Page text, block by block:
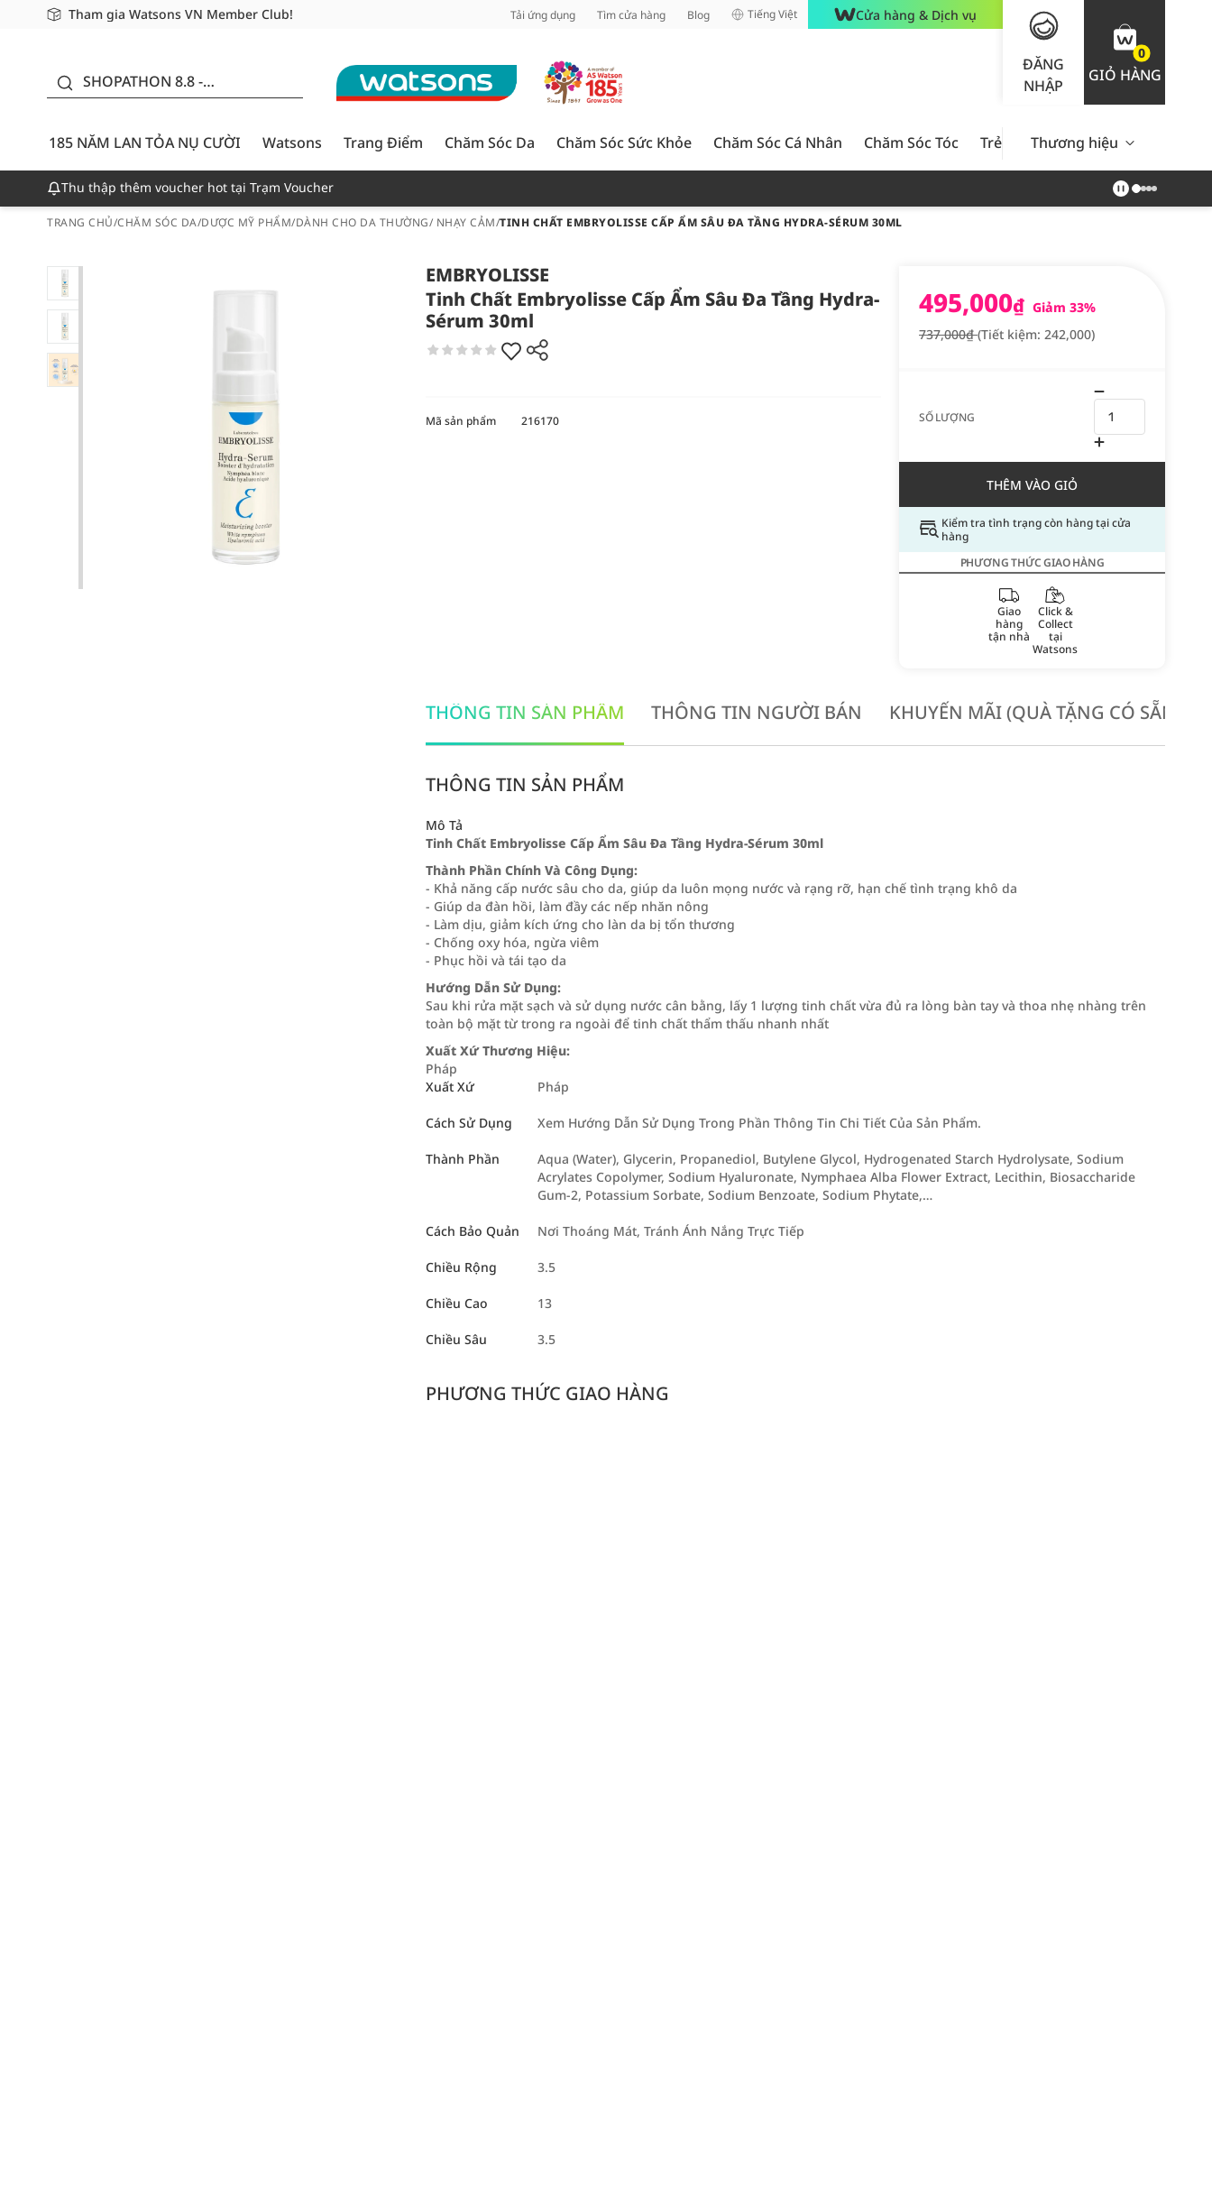
Tham gia Watsons VN Member Club!
Miễn phí giao hàng cho đơn hàng từ 249,000Đ
Giao hàng nhanh 24h - Áp dụng khu vực TP. Hồ Chí Minh Tải ứng dụng Tìm cửa hàng Blog Tiếng Việt Cửa hàng & Dịch vụ
ĐĂNG
NHẬP
0
GIỎ HÀNG
SHOPATHON 8.8 -
CƯỜI - GIẢM ĐẾN
50%
185 NĂM LAN TỎA NỤ CƯỜI
Watsons Trang Điểm Chăm Sóc Da Chăm Sóc Sức Khỏe Chăm Sóc Cá Nhân Chăm Sóc Tóc Trẻ Em Nam Giới Chăm Sóc
Thương hiệu
Thu thập thêm voucher hot tại Trạm Voucher
TRANG CHỦ/CHĂM SÓC DA/DƯỢC MỸ PHẨM/DÀNH CHO DA THƯỜNG/ NHẠY CẢM/TINH CHẤT EMBRYOLISSE CẤP ẨM SÂU ĐA TẦNG HYDRA-SÉRUM 30ML
EMBRYOLISSE
Tinh Chất Embryolisse Cấp Ẩm Sâu Đa Tầng Hydra-
Sérum 30ml
495,000₫ Giảm 33%
737,000₫(Tiết kiệm: 242,000)
SỐ LƯỢNG
THÊM VÀO GIỎ
Kiểm tra tình trạng còn hàng tại cửa
hàng
PHƯƠNG THỨC GIAO HÀNG
Giao
hàng
tận nhà
Click &
Collect
tại
Watsons
Mã sản phẩm 216170
THÔNG TIN SẢN PHẨM THÔNG TIN NGƯỜI BÁN KHUYẾN MÃI (QUÀ TẶNG CÓ SẴN
THÔNG TIN SẢN PHẨM
Mô Tả
Tinh Chất Embryolisse Cấp Ẩm Sâu Đa Tầng Hydra-Sérum 30ml
Thành Phần Chính Và Công Dụng:
- Khả năng cấp nước sâu cho da, giúp da luôn mọng nước và rạng rỡ, hạn chế tình trạng khô da
- Giúp da đàn hồi, làm đầy các nếp nhăn nông
- Làm dịu, giảm kích ứng cho làn da bị tổn thương
- Chống oxy hóa, ngừa viêm
- Phục hồi và tái tạo da
Hướng Dẫn Sử Dụng:
Sau khi rửa mặt sạch và sử dụng nước cân bằng, lấy 1 lượng tinh chất vừa đủ ra lòng bàn tay và thoa nhẹ nhàng trên
toàn bộ mặt từ trong ra ngoài để tinh chất thẩm thấu nhanh nhất
Xuất Xứ Thương Hiệu:
Pháp
Xuất Xứ
Pháp
Cách Sử Dụng Xem Hướng Dẫn Sử Dụng Trong Phần Thông Tin Chi Tiết Của Sản Phẩm.
Thành Phần
Aqua (Water), Glycerin, Propanediol, Butylene Glycol, Hydrogenated Starch Hydrolysate, Sodium
Acrylates Copolymer, Sodium Hyaluronate, Nymphaea Alba Flower Extract, Lecithin, Biosaccharide
Gum-2, Potassium Sorbate, Sodium Benzoate, Sodium Phytate,…
Cách Bảo Quản Nơi Thoáng Mát, Tránh Ánh Nắng Trực Tiếp
Chiều Rộng 3.5
Chiều Cao 13
Chiều Sâu 3.5
PHƯƠNG THỨC GIAO HÀNG